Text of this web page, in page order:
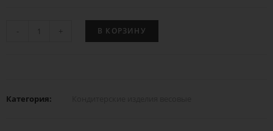
- + В КОРЗИНУ
Категория: